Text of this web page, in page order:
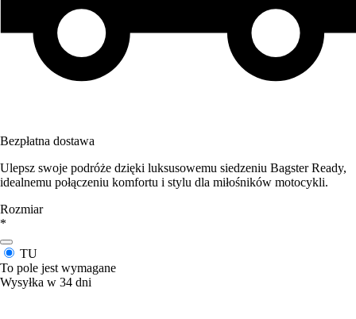
Bezpłatna dostawa
Ulepsz swoje podróże dzięki luksusowemu siedzeniu Bagster Ready,
idealnemu połączeniu komfortu i stylu dla miłośników motocykli.
Rozmiar
*
TU
To pole jest wymagane
Wysyłka w 34 dni